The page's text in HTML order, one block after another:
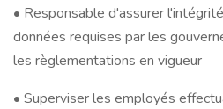
• Responsable d'assurer
données requises par les
les règlementations en vigueur
• Superviser les employés